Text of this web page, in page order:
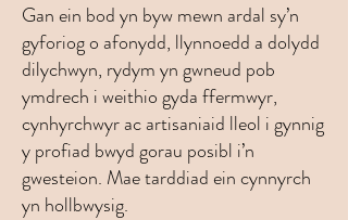
Gan ein bod yn byw mewn ardal sy’n
gyforiog o afonydd, llynnoedd a dolydd
dilychwyn, rydym yn gwneud pob
ymdrech i weithio gyda ffermwyr,
cynhyrchwyr ac artisaniaid lleol i gynnig
y profiad bwyd gorau posibl i’n
gwesteion. Mae tarddiad ein cynnyrch
yn hollbwysig.